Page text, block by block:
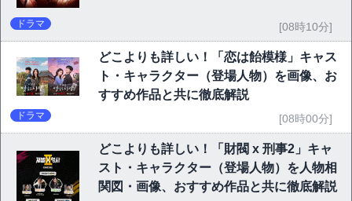
ドラマ [08時10分]
どこよりも詳しい！「恋は飴模様」キャス
ト・キャラクター（登場人物）を画像、お
すすめ作品と共に徹底解説
ドラマ [08時00分]
どこよりも詳しい！「財閥 x 刑事2」キャ
スト・キャラクター（登場人物）を人物相
関図・画像、おすすめ作品と共に徹底解説